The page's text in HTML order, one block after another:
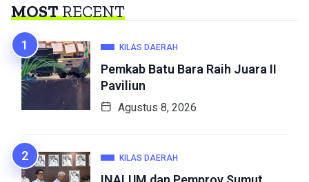
MOSTRECENT
KILAS DAERAH
Pemkab Batu Bara Raih Juara II
Paviliun
Agustus 8, 2026
KILAS DAERAH